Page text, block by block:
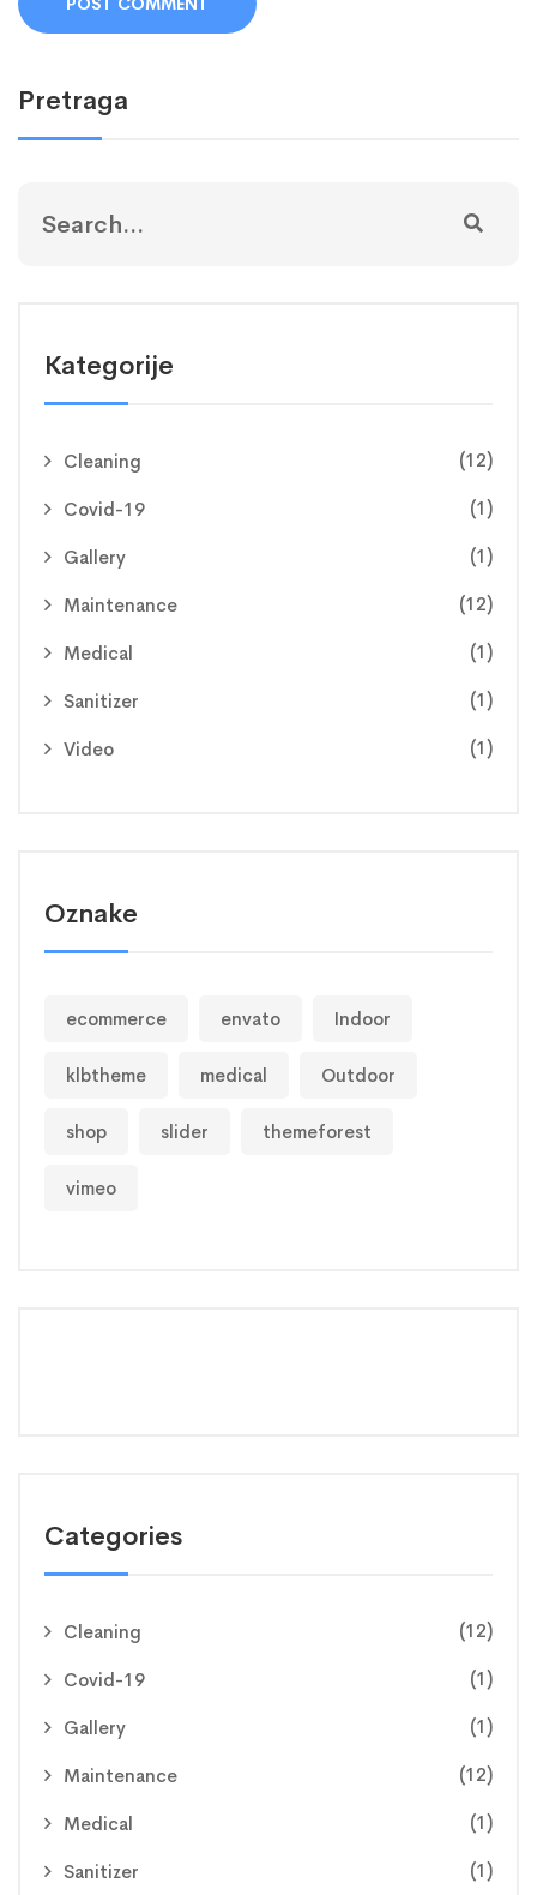
Pretraga
Kategorije
Cleaning (12)
Covid-19 (1)
Gallery (1)
Maintenance (12)
Medical (1)
Sanitizer (1)
Video (1)
Oznake
ecommerce envato Indoor
klbtheme medical Outdoor
shop slider themeforest
vimeo
Categories
Cleaning (12)
Covid-19 (1)
Gallery (1)
Maintenance (12)
Medical (1)
Sanitizer (1)